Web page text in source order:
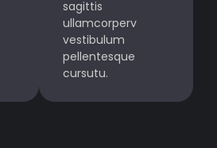
sagittis
ullamcorperv
vestibulum
pellentesque
cursutu.